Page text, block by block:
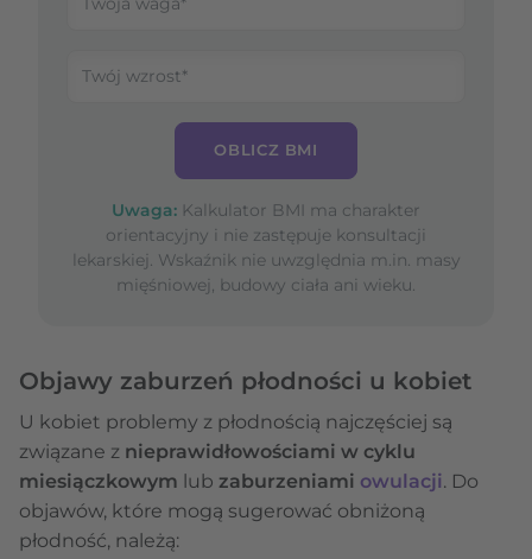
OBLICZ BMI
Uwaga: Kalkulator BMI ma charakter
orientacyjny i nie zastępuje konsultacji
lekarskiej. Wskaźnik nie uwzględnia m.in. masy
mięśniowej, budowy ciała ani wieku.
Objawy zaburzeń płodności u kobiet
U kobiet problemy z płodnością najczęściej są
związane z nieprawidłowościami w cyklu
miesiączkowym lub zaburzeniami owulacji. Do
objawów, które mogą sugerować obniżoną
płodność, należą: